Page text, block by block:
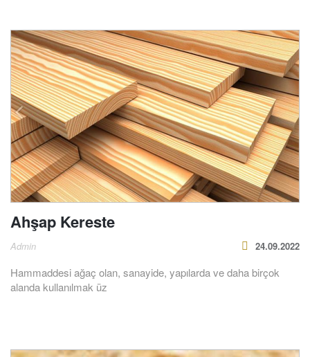
Ahşap Kereste
Admin 24.09.2022
Hammaddesi ağaç olan, sanayide, yapılarda ve daha birçok
alanda kullanılmak üz